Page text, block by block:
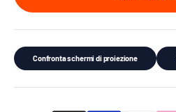
Confronta schermi di proiezione